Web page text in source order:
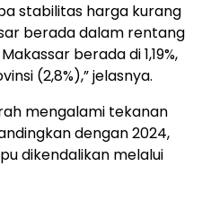
stabilitas harga kurang
berada dalam rentang
berada di 1,19%,
(2,8%),” jelasnya.
mengalami tekanan
dengan 2024,
dikendalikan melalui